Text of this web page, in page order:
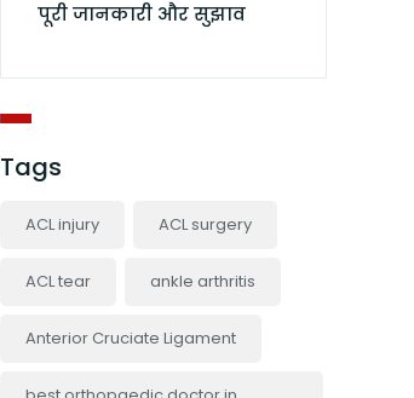
पूरी जानकारी और सुझाव
Tags
ACL injury ACL surgery
ACL tear ankle arthritis
Anterior Cruciate Ligament